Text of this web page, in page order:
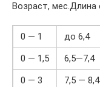
Возраст, мес.Длина
0 — 1 до 6,4
0 — 1,5
6,5—7,4
0 — 3
7,5 — 8,4